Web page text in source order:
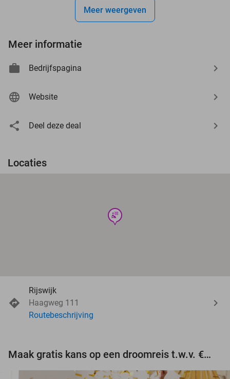
Meer weergeven
Meer informatie
Bedrijfspagina
Website
Deel deze deal
Locaties
wellness
Rijswijk
Haagweg 111
Routebeschrijving
Maak gratis kans op een droomreis t.w.v. €3.000!